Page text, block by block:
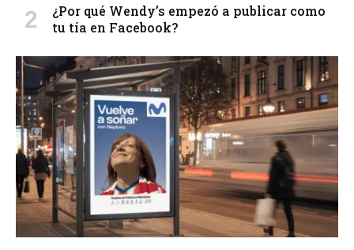
¿Por qué Wendy’s empezó a publicar como
tu tía en Facebook?